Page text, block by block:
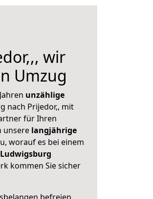
wir
Umzug
unzählige
nach Prijedor,, mit
für Ihren
unsere langjährige
worauf es bei einem
kommen Sie sicher